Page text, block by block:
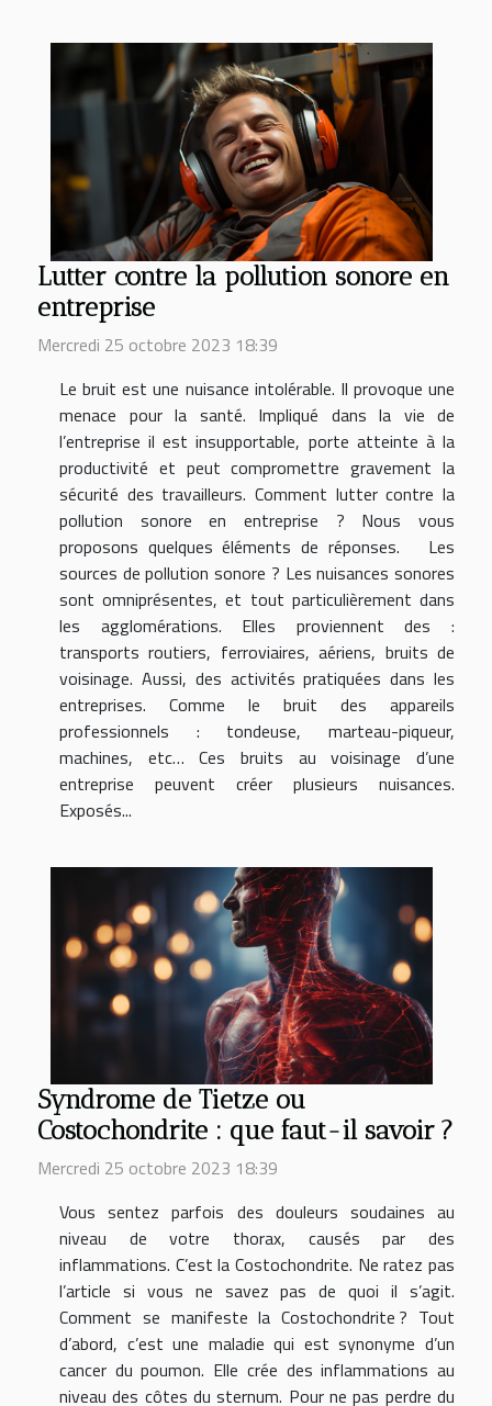
Lutter contre la pollution sonore en
entreprise
Mercredi 25 octobre 2023 18:39
Le bruit est une nuisance intolérable. Il provoque une
menace pour la santé. Impliqué dans la vie de
l’entreprise il est insupportable, porte atteinte à la
productivité et peut compromettre gravement la
sécurité des travailleurs. Comment lutter contre la
pollution sonore en entreprise ? Nous vous
proposons quelques éléments de réponses. Les
sources de pollution sonore ? Les nuisances sonores
sont omniprésentes, et tout particulièrement dans
les agglomérations. Elles proviennent des :
transports routiers, ferroviaires, aériens, bruits de
voisinage. Aussi, des activités pratiquées dans les
entreprises. Comme le bruit des appareils
professionnels : tondeuse, marteau-piqueur,
machines, etc… Ces bruits au voisinage d’une
entreprise peuvent créer plusieurs nuisances.
Exposés...
Syndrome de Tietze ou
Costochondrite : que faut-il savoir ?
Mercredi 25 octobre 2023 18:39
Vous sentez parfois des douleurs soudaines au
niveau de votre thorax, causés par des
inflammations. C’est la Costochondrite. Ne ratez pas
l’article si vous ne savez pas de quoi il s’agit.
Comment se manifeste la Costochondrite ? Tout
d’abord, c’est une maladie qui est synonyme d’un
cancer du poumon. Elle crée des inflammations au
niveau des côtes du sternum. Pour ne pas perdre du